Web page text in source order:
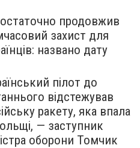
продовжив
захист для
названо дату
пілот до
відстежував
ракету, яка впала
— заступник
оборони Томчик